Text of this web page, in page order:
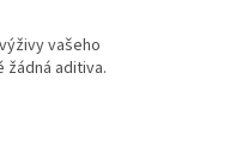
vašeho
žádná aditiva.